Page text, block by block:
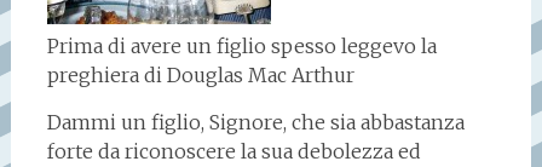
Prima di avere un figlio spesso leggevo la
preghiera di Douglas Mac Arthur
Dammi un figlio, Signore, che sia abbastanza
forte da riconoscere la sua debolezza ed